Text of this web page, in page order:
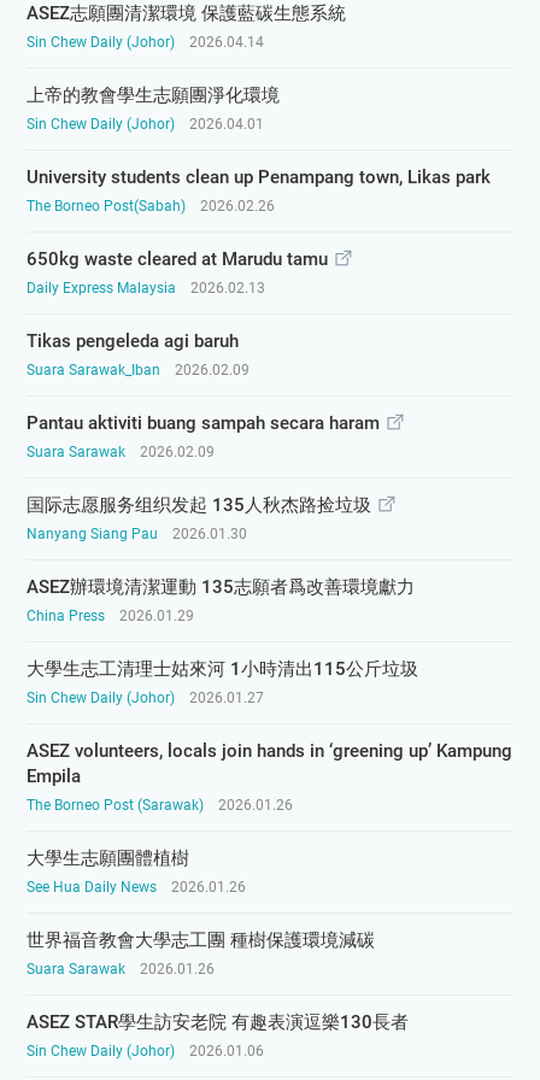
ASEZ志願團清潔環境 保護藍碳生態系統
Sin Chew Daily (Johor) 2026.04.14
上帝的教會學生志願團淨化環境
Sin Chew Daily (Johor) 2026.04.01
University students clean up Penampang town, Likas park
The Borneo Post(Sabah) 2026.02.26
650kg waste cleared at Marudu tamu
Daily Express Malaysia 2026.02.13
Tikas pengeleda agi baruh
Suara Sarawak_Iban 2026.02.09
Pantau aktiviti buang sampah secara haram
Suara Sarawak 2026.02.09
国际志愿服务组织发起 135人秋杰路捡垃圾
Nanyang Siang Pau 2026.01.30
ASEZ辦環境清潔運動 135志願者爲改善環境獻力
China Press 2026.01.29
大學生志工清理士姑來河 1小時清出115公斤垃圾
Sin Chew Daily (Johor) 2026.01.27
ASEZ volunteers, locals join hands in ‘greening up’ Kampung
Empila
The Borneo Post (Sarawak) 2026.01.26
大學生志願團體植樹
See Hua Daily News 2026.01.26
世界福音教會大學志工團 種樹保護環境減碳
Suara Sarawak 2026.01.26
ASEZ STAR學生訪安老院 有趣表演逗樂130長者
Sin Chew Daily (Johor) 2026.01.06